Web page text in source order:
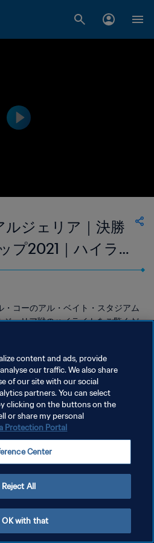
ジェリア｜決勝
プ2021｜ハイライ
・コーのアル・ベイト・スタジアム
ェリア戦のハイライトをご覧くだ
reserved.
content and ads, provide
our traffic. We also share
of our site with our social
partners. You can select
clicking on the buttons on the
or share my personal
Protection Portal
Center
Reject All
OK with that